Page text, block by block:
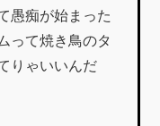
愚痴が始まった
って焼き鳥のタ
りゃいいんだ